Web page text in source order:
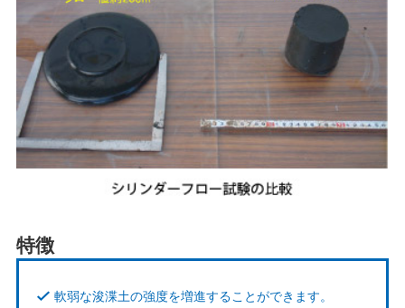
特徴
軟弱な浚渫土の強度を増進することができます。